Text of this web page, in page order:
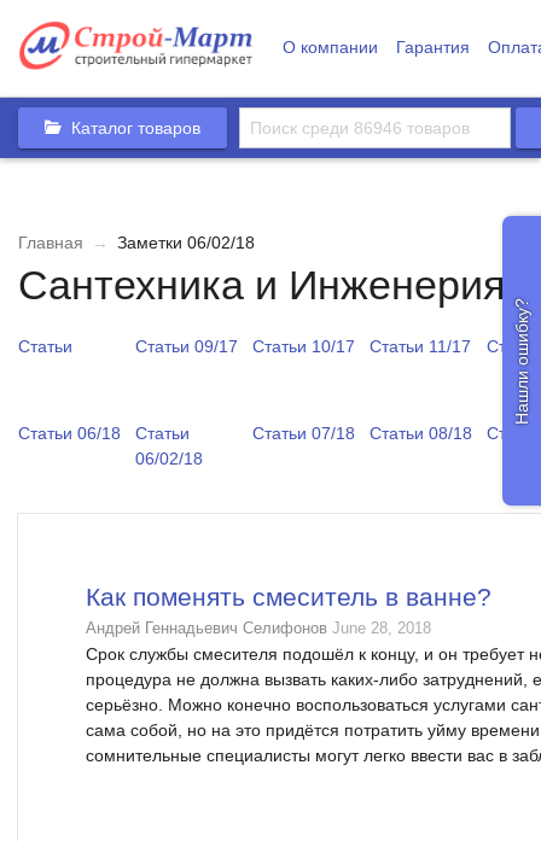
О компании Гарантия
Каталог товаров
Главная → Заметки 06/02/18
Сантехника и Инженерия
Статьи Статьи 09/17 Статьи 10/17 Статьи 11/17
Статьи 06/18
Статьи
06/02/18
Статьи 07/18 Статьи 08/18
Как поменять смеситель в ванне?
Андрей Геннадьевич Селифонов June 28, 2018
Срок службы смесителя подошёл к концу, и он требует
процедура не должна вызвать каких-либо затруднений,
серьёзно. Можно конечно воспользоваться услугами
сама собой, но на это придётся потратить уйму
сомнительные специалисты могут легко ввести вас в
Нашли ошибку?